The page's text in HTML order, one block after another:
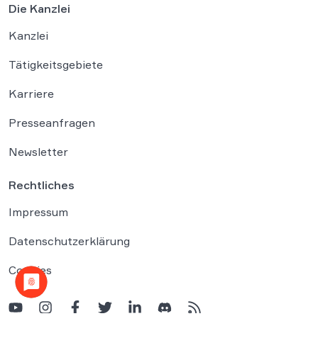
Die Kanzlei
Kanzlei
Tätigkeitsgebiete
Karriere
Presseanfragen
Newsletter
Rechtliches
Impressum
Datenschutzerklärung
Cookies